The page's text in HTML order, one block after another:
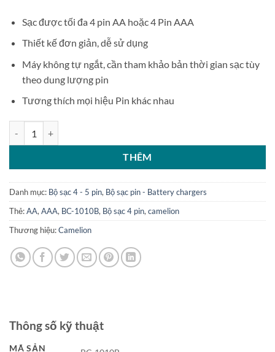
Sạc được tối đa 4 pin AA hoặc 4 Pin AAA
Thiết kế đơn giản, dễ sử dụng
Máy không tự ngắt, cần tham khảo bản thời gian sạc tùy
theo dung lượng pin
Tương thích mọi hiệu Pin khác nhau
THÊM
Danh mục: Bộ sạc 4 - 5 pin, Bộ sạc pin - Battery chargers
Thẻ:AA, AAA, BC-1010B, Bộ sạc 4 pin, camelion
Thương hiệu:Camelion
Thông số kỹ thuật
MÃ SẢN